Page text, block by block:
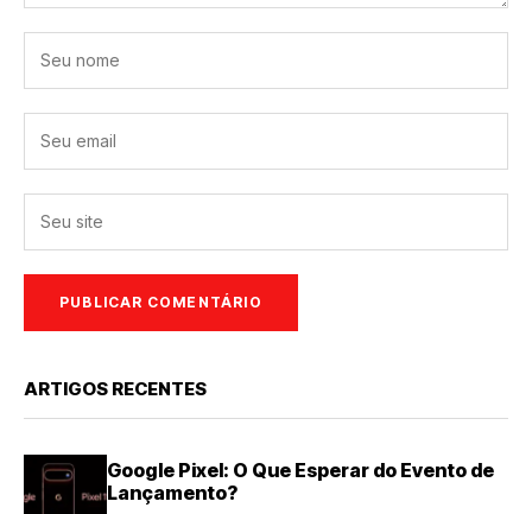
ARTIGOS RECENTES
Google Pixel: O Que Esperar do Evento de
Lançamento?